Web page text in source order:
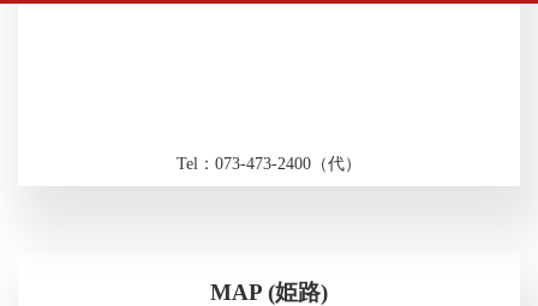
Tel：073-473-2400（代）
MAP (姫路)